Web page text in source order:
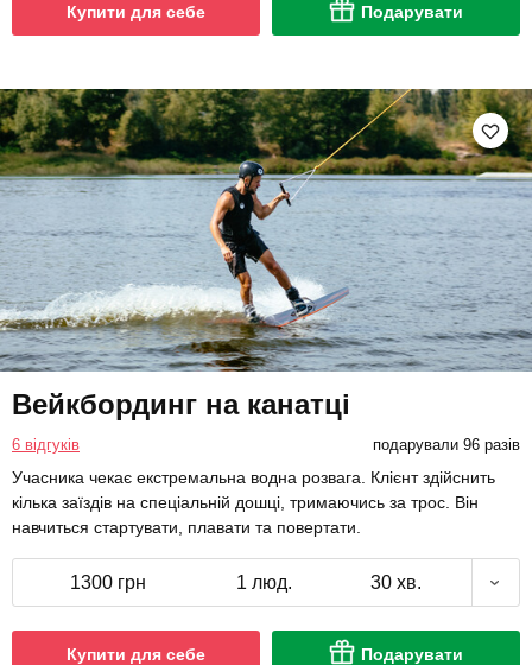
Купити для себе Подарувати
Вейкбординг на канатці
6 відгуків подарували 96 разів
Учасника чекає екстремальна водна розвага. Клієнт здійснить
кілька заїздів на спеціальній дошці, тримаючись за трос. Він
навчиться стартувати, плавати та повертати.
1300 грн 1 люд. 30 хв.
Купити для себе Подарувати